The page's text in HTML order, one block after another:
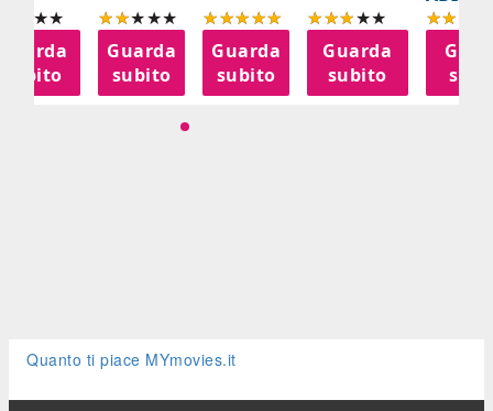
subito
Guarda
subito
Guarda
subito
Guarda
subito
Quanto ti piace MYmovies.it